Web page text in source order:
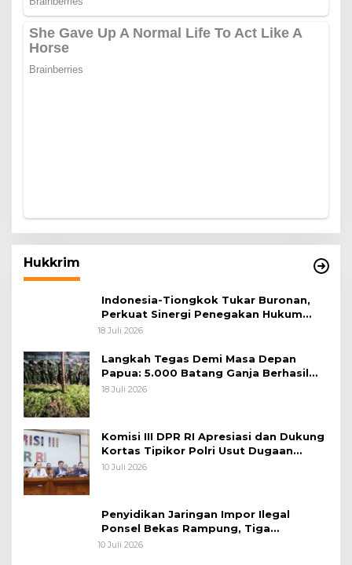
Hukkrim
Indonesia-Tiongkok Tukar Buronan,
Perkuat Sinergi Penegakan Hukum
Lintas Negara
18 Juli 2026
Langkah Tegas Demi Masa Depan
Papua: 5.000 Batang Ganja Berhasil
Diungkap Koops TNI Habema
18 Juli 2026
Komisi III DPR RI Apresiasi dan Dukung
Kortas Tipikor Polri Usut Dugaan
Korupsi Batu Bara
10 Juli 2026
Penyidikan Jaringan Impor Ilegal
Ponsel Bekas Rampung, Tiga
Tersangka Sudah P-21 dan Satu Buron
10 Juli 2026